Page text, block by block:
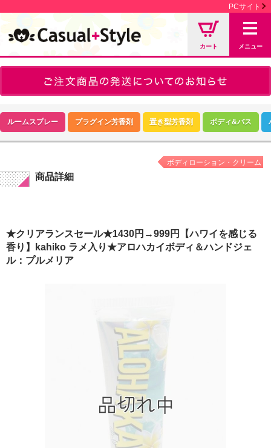
PCサイト
カート メニュー
ルームスプレー プラグイン芳香剤 置き型芳香剤 ボディ&バス
商品詳細
ボディローション・クリーム
★クリアランスセール★1430円→999円【ハワイを感じる
香り】kahiko ラメ入り★アロハカイボディ＆ハンドジェ
ル：プルメリア